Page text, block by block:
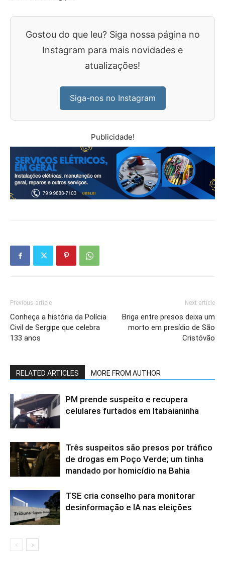
Gostou do que leu? Siga nossa página no
Instagram para mais novidades e
atualizações!
Siga-nos no Instagram
Publicidade!
Previous article
Conheça a história da Polícia
Civil de Sergipe que celebra
133 anos
Next article
Briga entre presos deixa um
morto em presídio de São
Cristóvão
RELATED ARTICLES MORE FROM AUTHOR
PM prende suspeito e recupera
celulares furtados em Itabaianinha
Três suspeitos são presos por tráfico
de drogas em Poço Verde; um tinha
mandado por homicídio na Bahia
TSE cria conselho para monitorar
desinformação e IA nas eleições